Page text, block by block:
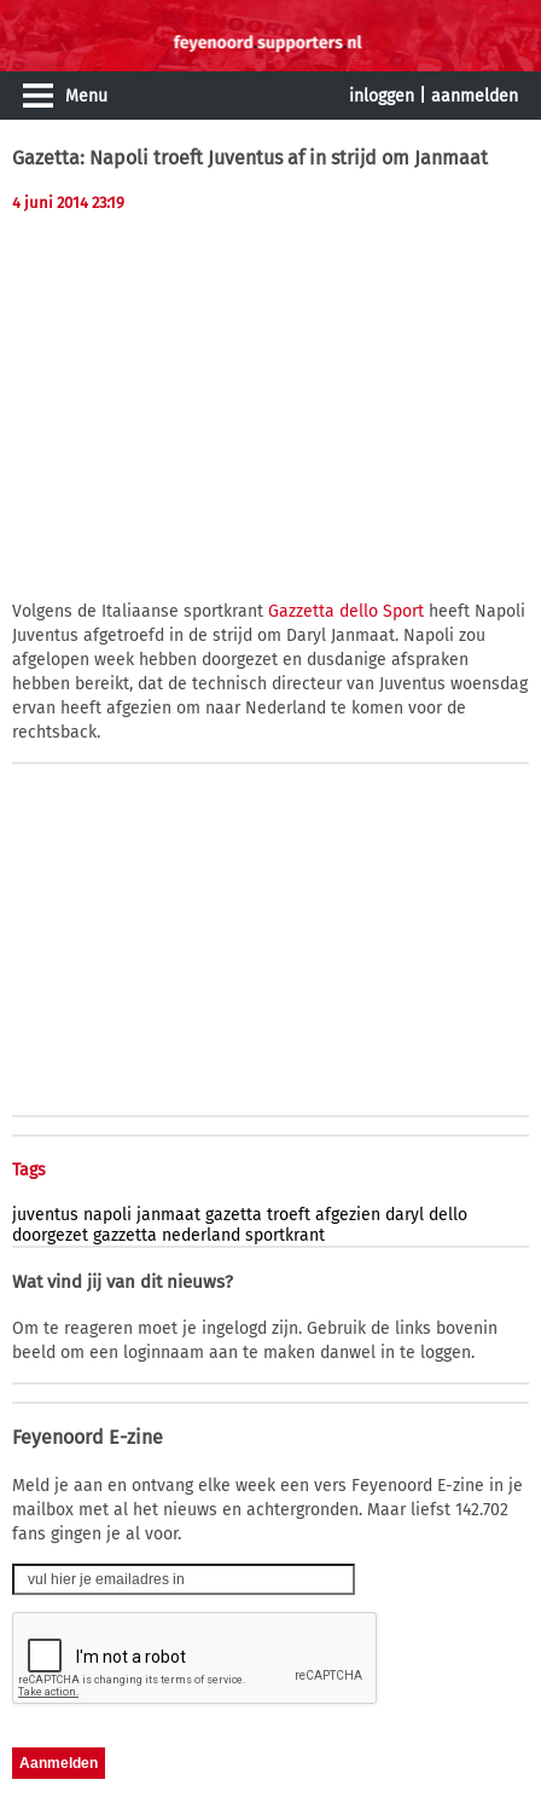
Menu inloggen aanmelden
Gazetta: Napoli troeft Juventus af in strijd om Janmaat
4 juni 2014 23:19
Volgens de Italiaanse sportkrant Gazzetta dello Sport heeft Napoli
Juventus afgetroefd in de strijd om Daryl Janmaat. Napoli zou
afgelopen week hebben doorgezet en dusdanige afspraken
hebben bereikt, dat de technisch directeur van Juventus woensdag
ervan heeft afgezien om naar Nederland te komen voor de
rechtsback.
Tags
juventus napoli janmaat gazetta troeft afgezien daryl dello
doorgezet gazzetta nederland sportkrant
Wat vind jij van dit nieuws?
Om te reageren moet je ingelogd zijn. Gebruik de links bovenin
beeld om een loginnaam aan te maken danwel in te loggen.
Feyenoord E-zine
Meld je aan en ontvang elke week een vers Feyenoord E-zine in je
mailbox met al het nieuws en achtergronden. Maar liefst 142.702
fans gingen je al voor.